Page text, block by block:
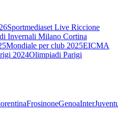
Sportmediaset Live Riccione
Invernali Milano Cortina
Mondiale per club 2025EICMA
2024Olimpiadi Parigi
FrosinoneGenoaInter